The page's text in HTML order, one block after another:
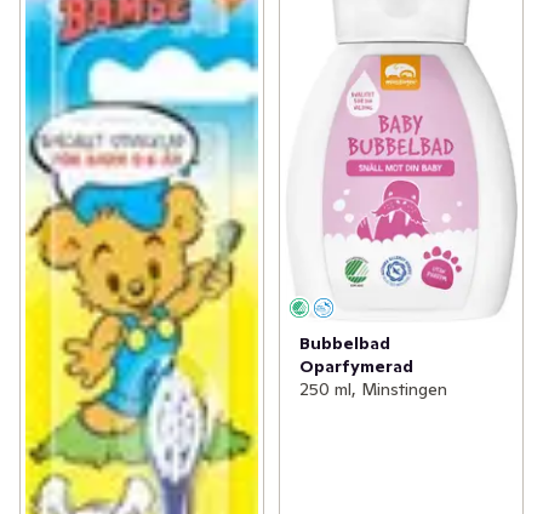
Bubbelbad
Oparfymerad
250 ml, Minstingen